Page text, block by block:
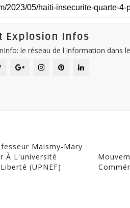
Explosion Infos
le réseau de l'Information dans
Maismy-Mary
À L'université
(UPNEF)